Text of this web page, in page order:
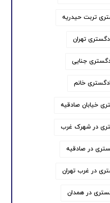
تربت حیدریه
تهران
جنایی
خانم
خیابان صادقیه
در شهرک غرب
در صادقیه
در غرب تهران
در همدان